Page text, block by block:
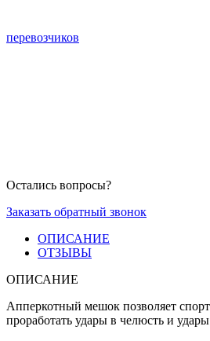
перевозчиков
Остались вопросы?
Заказать обратный звонок
ОПИСАНИЕ
ОТЗЫВЫ
ОПИСАНИЕ
Апперкотный мешок позволяет
проработать удары в челюсть и